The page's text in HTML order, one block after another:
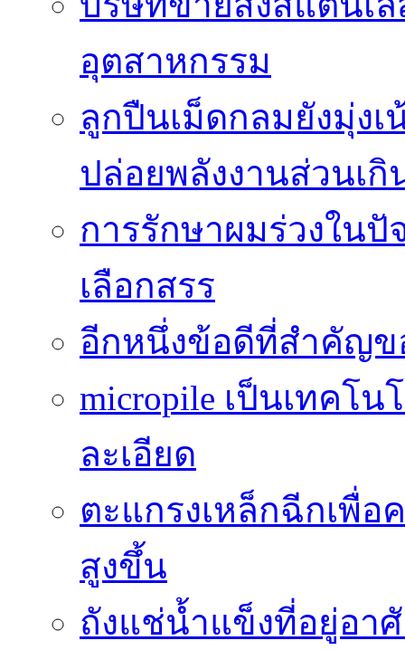
อุตสาหกรรม
ลูกปืนเม็ดกลมยังมุ่ง
ปล่อยพลังงานส่วนเกิ
การรักษาผมร่วงใน
เลือกสรร
อีกหนึ่งข้อดีที่สำคัญข
micropile เป็นเทคโ
ละเอียด
ตะแกรงเหล็กฉีกเพื่
สูงขึ้น
ถังแช่น้ำแข็งที่อยู่อา